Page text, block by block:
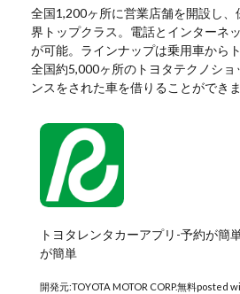
全国1,200ヶ所に営業店舗を開設し
界トップクラス。電話とインターネ
が可能。ラインナップは乗用車から
全国約5,000ヶ所のトヨタテクノシ
ンスをされた車を借りることができま
トヨタレンタカーアプリ-予約が簡
が簡単
開発元:TOYOTA MOTOR CORP.無料posted